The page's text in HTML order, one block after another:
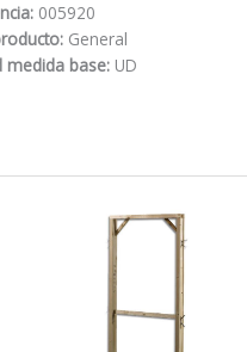
005920
General
medida base: UD